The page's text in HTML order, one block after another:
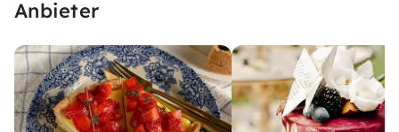
Anbieter